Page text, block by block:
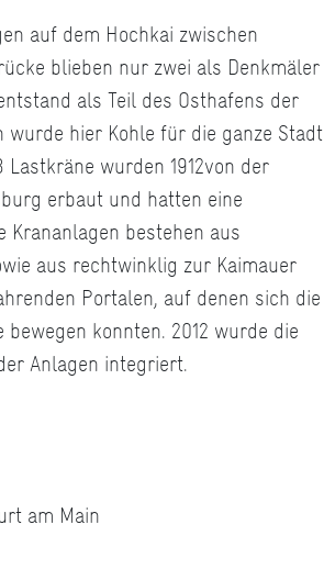
auf dem Hochkai zwischen
blieben nur zwei als Denkmäler
als Teil des Osthafens der
hier Kohle für die ganze Stadt
wurden 1912von der
erbaut und hatten eine
Krananlagen bestehen aus
aus rechtwinklig zur Kaimauer
Portalen, auf denen sich die
konnten. 2012 wurde die
Anlagen integriert.
am Main